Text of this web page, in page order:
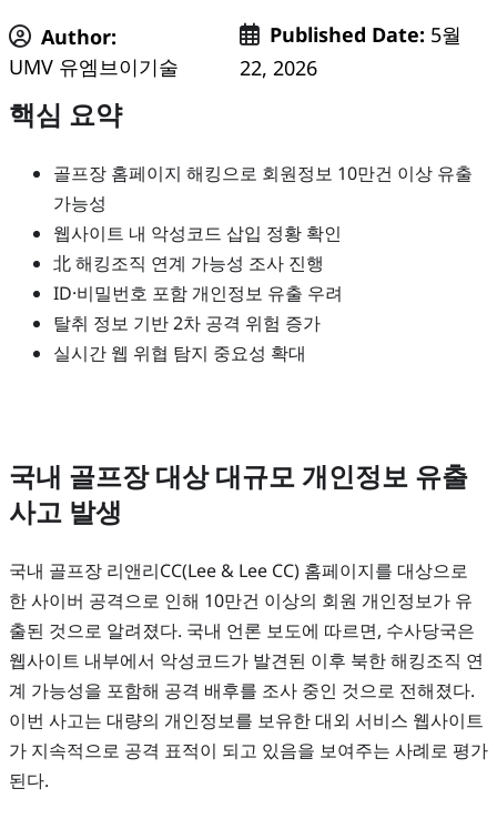
Author:
UMV 유엠브이기술
Published Date: 5월
22, 2026
핵심 요약
골프장 홈페이지 해킹으로 회원정보 10만건 이상 유출
가능성
웹사이트 내 악성코드 삽입 정황 확인
北 해킹조직 연계 가능성 조사 진행
ID·비밀번호 포함 개인정보 유출 우려
탈취 정보 기반 2차 공격 위험 증가
실시간 웹 위협 탐지 중요성 확대
국내 골프장 대상 대규모 개인정보 유출
사고 발생
국내 골프장 리앤리CC(Lee & Lee CC) 홈페이지를 대상으로
한 사이버 공격으로 인해 10만건 이상의 회원 개인정보가 유
출된 것으로 알려졌다. 국내 언론 보도에 따르면, 수사당국은
웹사이트 내부에서 악성코드가 발견된 이후 북한 해킹조직 연
계 가능성을 포함해 공격 배후를 조사 중인 것으로 전해졌다.
이번 사고는 대량의 개인정보를 보유한 대외 서비스 웹사이트
가 지속적으로 공격 표적이 되고 있음을 보여주는 사례로 평가
된다.